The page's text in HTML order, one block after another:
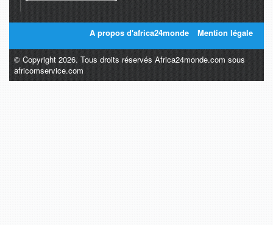
A propos d'africa24monde Mention légale
© Copyright 2026. Tous droits réservés Africa24monde.com sous
africomservice.com